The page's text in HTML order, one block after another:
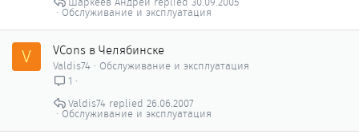
Обслуживание и эксплуатация
V VCons в Челябинске
Valdis74
Обслуживание и эксплуатация
1
Обслуживание и эксплуатация
26.06.2007
Valdis74